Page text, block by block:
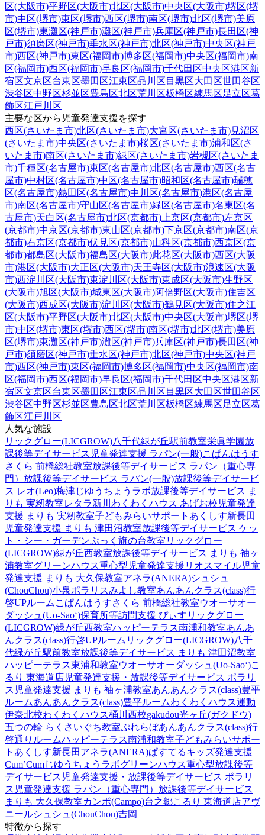
区(大阪市)平野区(大阪市)北区(大阪市)中央区(大阪市)堺区(堺
市)中区(堺市)東区(堺市)西区(堺市)南区(堺市)北区(堺市)美原
区(堺市)東灘区(神戸市)灘区(神戸市)兵庫区(神戸市)長田区(神
戸市)須磨区(神戸市)垂水区(神戸市)北区(神戸市)中央区(神戸
市)西区(神戸市)東区(福岡市)博多区(福岡市)中央区(福岡市)南
区(福岡市)西区(福岡市)早良区(福岡市)千代田区中央区港区新
宿区文京区台東区墨田区江東区品川区 目黒区大田区世田谷区
渋谷区中野区杉並区豊島区北区荒川区板橋区練馬区足立区葛
飾区江戸川区
主要な区から児童発達支援を探す
西区(さいたま市)北区(さいたま市)大宮区(さいたま市)見沼区
(さいたま市)中央区(さいたま市)桜区(さいたま市)浦和区(さ
いたま市)南区(さいたま市)緑区(さいたま市)岩槻区(さいたま
市)千種区(名古屋市)東区(名古屋市)北区(名古屋市)西区(名古
屋市)中村区(名古屋市)中区(名古屋市)昭和区(名古屋市)瑞穂
区(名古屋市)熱田区(名古屋市)中川区(名古屋市)港区(名古屋
市)南区(名古屋市)守山区(名古屋市)緑区(名古屋市)名東区(名
古屋市)天白区(名古屋市)北区(京都市) 上京区(京都市)左京区
(京都市)中京区(京都市)東山区(京都市)下京区(京都市)南区(京
都市)右京区(京都市)伏見区(京都市)山科区(京都市)西京区(京
都市)都島区(大阪市)福島区(大阪市)此花区(大阪市)西区(大阪
市)港区(大阪市)大正区(大阪市)天王寺区(大阪市)浪速区(大阪
市)西淀川区(大阪市)東淀川区(大阪市)東成区(大阪市)生野区
(大阪市)旭区(大阪市)城東区(大阪市)阿倍野区(大阪市)住吉区
(大阪市)西成区(大阪市)淀川区(大阪市)鶴見区(大阪市)住之江
区(大阪市)平野区(大阪市)北区(大阪市)中央区(大阪市)堺区(堺
市)中区(堺市)東区(堺市)西区(堺市)南区(堺市)北区(堺市)美原
区(堺市)東灘区(神戸市)灘区(神戸市)兵庫区(神戸市)長田区(神
戸市)須磨区(神戸市)垂水区(神戸市)北区(神戸市)中央区(神戸
市)西区(神戸市)東区(福岡市)博多区(福岡市)中央区(福岡市)南
区(福岡市)西区(福岡市)早良区(福岡市)千代田区中央区港区新
宿区文京区台東区墨田区江東区品川区 目黒区大田区世田谷区
渋谷区中野区杉並区豊島区北区荒川区板橋区練馬区足立区葛
飾区江戸川区
人気な施設
リックグロー(LICGROW)八千代緑が丘駅前教室栄眞学園放
課後等デイサービス 児童発達支援 ラパン(一般)こぱんはうす
さくら 前橋総社教室放課後等デイサービス ラパン（重心専
門） 放課後等デイサービス ラパン(一般)放課後等デイサービ
ス レオ(Leo)梅津じゆうちょうラボ放課後等デイサービス ま
りも 実籾教室レタラ新川 わくわくハウス あげお校 児童発達
支援 まりも 実籾教室子どもみらいサポートあくしす新長田
児童発達支援 まりも 津田沼教室放課後等デイサービス ケッ
ト・シー・ガーデンぷっく旗の台教室 リックグロー
(LICGROW)緑が丘西教室放課後等デイサービス まりも 袖ヶ
浦教室グリーンハウス重心型児童発達支援 リオスマイル児童
発達支援 まりも 大久保教室アネラ(ANERA)シュシュ
(ChouChou)小泉ポラリスみよし教室あんあんクラス(class)行
啓UPルーム こぱんはうすさくら 前橋総社教室ウオーサオー
ダッシュ(Uo-Sao‘)保育所等訪問支援 ぴぃす リックグロー
(LICGROW)緑が丘西教室ハッピーテラス南浦和教室あんあ
んクラス(class)行啓UPルーム リックグロー(LICGROW)八千
代緑が丘駅前教室放課後等デイサービス まりも 津田沼教室
ハッピーテラス東浦和教室ウオーサオーダッシュ(Uo-Sao‘)こ
るり 東海道店児童発達支援・放課後等デイサービス ポラリ
ス 児童発達支援 まりも 袖ヶ浦教室あんあんクラス(class)豊平
ルームあんあんクラス(class)豊平ルームわくわくハウス運動
伊奈北校わくわくハウス桶川西校gakudou光ヶ丘(ガクドウ)
五つの輪 らくさいぐち教室ぷれらぼあんあんクラス(class)行
啓通りルームハッピーテラス南浦和教室子どもみらいサポー
トあくしす新長田 アネラ(ANERA)ぱすてるキッズ発達支援
Cum’Cumじゆうちょうラボグリーンハウス重心型放課後等
デイサービス 児童発達支援・放課後等デイサービス ポラリ
ス 児童発達支援 ラパン（重心専門） 放課後等デイサービス
まりも 大久保教室カンポ(Campo)台之郷こるり 東海道店アヴ
ニールシュシュ(ChouChou)吉岡
特徴から探す